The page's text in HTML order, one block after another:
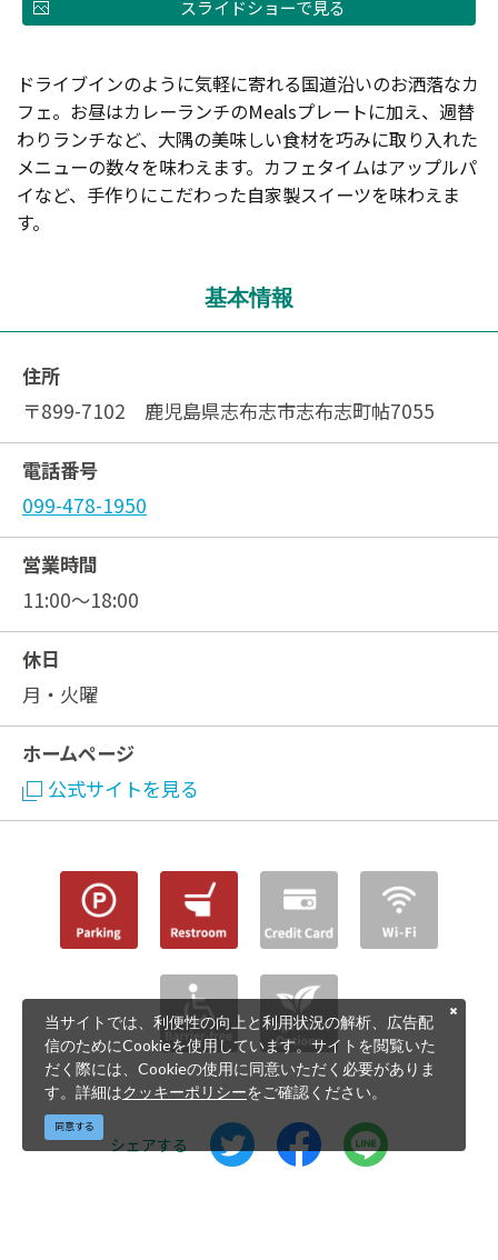
スライドショーで見る
ドライブインのように気軽に寄れる国道沿いのお洒落なカ
フェ。お昼はカレーランチのMealsプレートに加え、週替
わりランチなど、大隅の美味しい食材を巧みに取り入れた
メニューの数々を味わえます。カフェタイムはアップルパ
イなど、手作りにこだわった自家製スイーツを味わえま
す。
基本情報
住所
〒899-7102 鹿児島県志布志市志布志町帖7055
電話番号
099-478-1950
営業時間
11:00～18:00
休日
月・火曜
ホームページ
公式サイトを見る
シェアする
当サイトでは、利便性の向上と利用状況の解析、広告配
信のためにCookieを使用しています。サイトを閲覧いた
だく際には、Cookieの使用に同意いただく必要がありま
す。詳細はクッキーポリシーをご確認ください。
同意する